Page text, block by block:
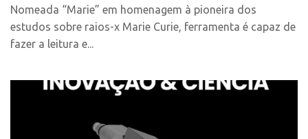
Inovação em Números
AUSPIN
Institucional
Fala Inovação
Premiações
Edição 2019
Inovação em Números
Nomeada “Marie” em homenagem à pioneira dos
estudos sobre raios-x Marie Curie, ferramenta é capaz de
fazer a leitura e...